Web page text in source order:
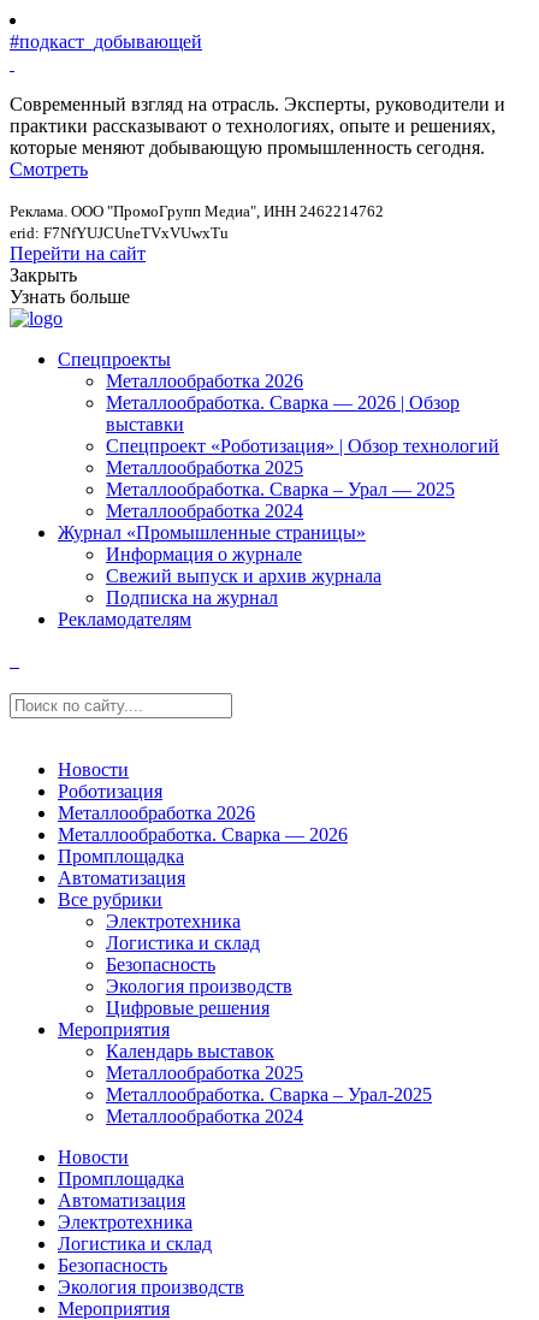
#подкаст_добывающей
Современный взгляд на отрасль. Эксперты, руководители и
практики рассказывают о технологиях, опыте и решениях,
которые меняют добывающую промышленность сегодня.
Смотреть
Реклама. ООО "ПромоГрупп Медиа", ИНН 2462214762
erid: F7NfYUJCUneTVxVUwxTu
Перейти на сайт
Закрыть
Узнать больше
Спецпроекты
Металлообработка 2026
Металлообработка. Сварка — 2026 | Обзор
выставки
Спецпроект «Роботизация» | Обзор технологий
Металлообработка 2025
Металлообработка. Сварка – Урал — 2025
Металлообработка 2024
Журнал «Промышленные страницы»
Информация о журнале
Свежий выпуск и архив журнала
Подписка на журнал
Рекламодателям
Новости
Роботизация
Металлообработка 2026
Металлообработка. Сварка — 2026
Промплощадка
Автоматизация
Все рубрики
Электротехника
Логистика и склад
Безопасность
Экология производств
Цифровые решения
Мероприятия
Календарь выставок
Металлообработка 2025
Металлообработка. Сварка – Урал-2025
Металлообработка 2024
Новости
Промплощадка
Автоматизация
Электротехника
Логистика и склад
Безопасность
Экология производств
Мероприятия